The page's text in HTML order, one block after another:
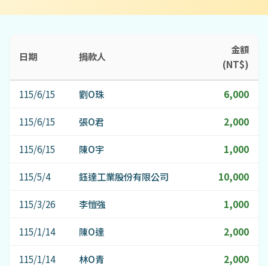
日期 捐款人
金額
(NT$)
115/6/15 劉O珠 6,000
115/6/15 張O君 2,000
115/6/15 陳O宇 1,000
115/5/4 鈺達工業股份有限公司 10,000
115/3/26 李愷強 1,000
115/1/14 陳O達 2,000
115/1/14 林O青 2,000